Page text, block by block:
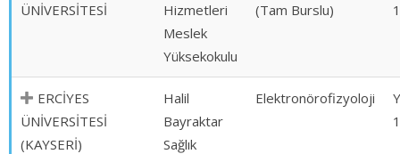
ÜNİVERSİTESİ
Hizmetleri
Meslek
Yüksekokulu
(Tam Burslu)
1
ERCİYES
ÜNİVERSİTESİ
(KAYSERİ)
Halil
Bayraktar
Sağlık
Elektronörofizyoloji
1